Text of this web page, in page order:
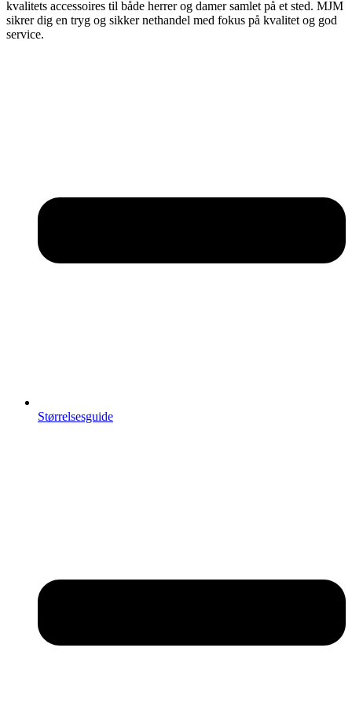
kvalitets accessoires til både herrer og damer samlet på et sted. MJM
sikrer dig en tryg og sikker nethandel med fokus på kvalitet og god
service.
Størrelsesguide